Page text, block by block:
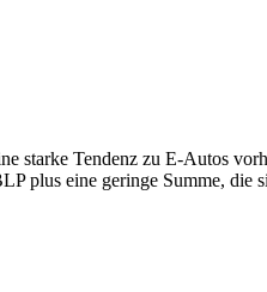
starke Tendenz zu E-Autos
plus eine geringe Summe, die